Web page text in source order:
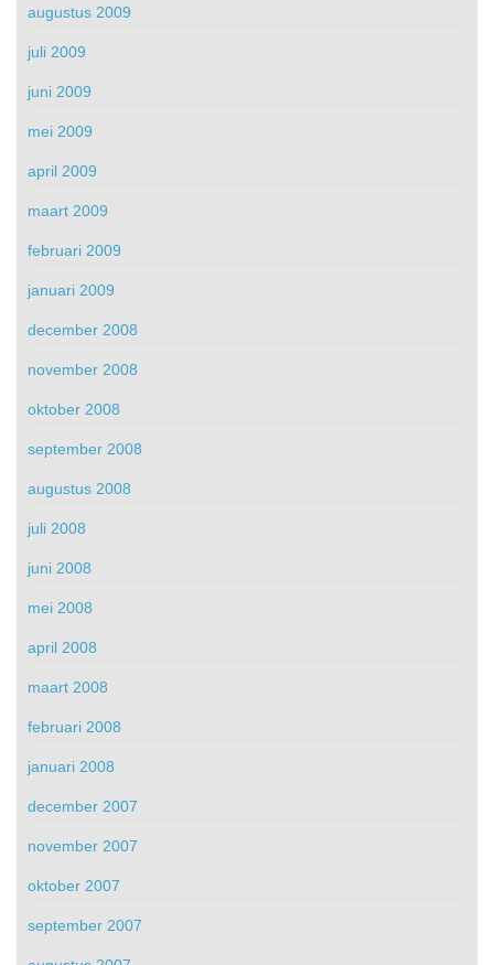
augustus 2009
juli 2009
juni 2009
mei 2009
april 2009
maart 2009
februari 2009
januari 2009
december 2008
november 2008
oktober 2008
september 2008
augustus 2008
juli 2008
juni 2008
mei 2008
april 2008
maart 2008
februari 2008
januari 2008
december 2007
november 2007
oktober 2007
september 2007